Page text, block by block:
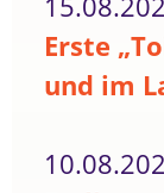
Erste
und im